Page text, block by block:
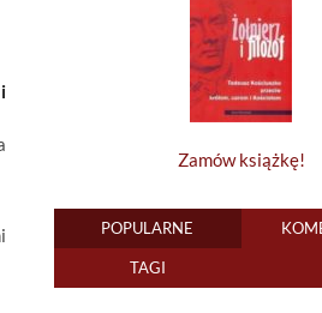
Zamów książkę!
POPULARNE
TAGI